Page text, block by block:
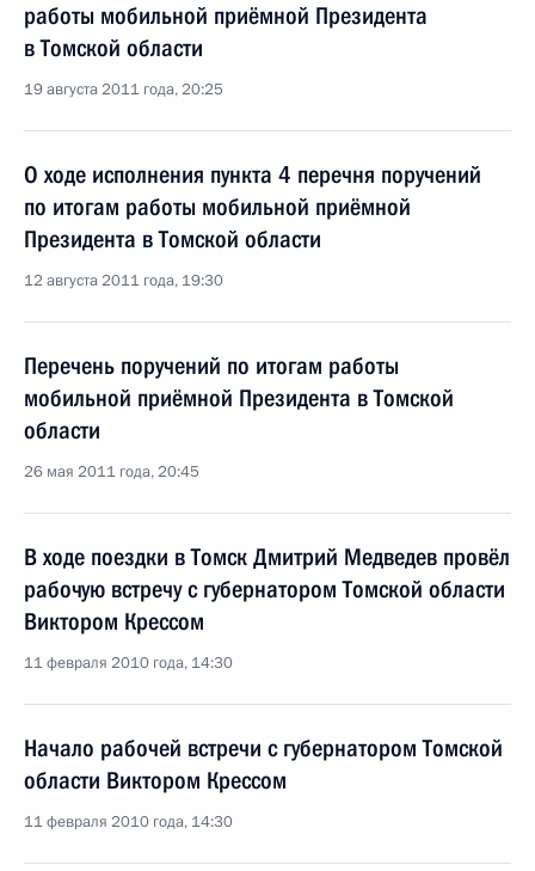
работы мобильной приёмной Президента
в Томской области
19 августа 2011 года, 20:25
О ходе исполнения пункта 4 перечня поручений
по итогам работы мобильной приёмной
Президента в Томской области
12 августа 2011 года, 19:30
Перечень поручений по итогам работы
мобильной приёмной Президента в Томской
области
26 мая 2011 года, 20:45
В ходе поездки в Томск Дмитрий Медведев провёл
рабочую встречу с губернатором Томской области
Виктором Крессом
11 февраля 2010 года, 14:30
Начало рабочей встречи с губернатором Томской
области Виктором Крессом
11 февраля 2010 года, 14:30